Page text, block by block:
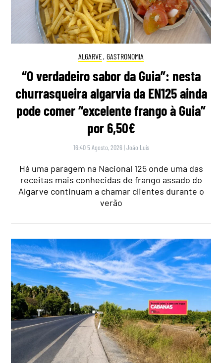
ALGARVE, GASTRONOMIA
“O verdadeiro sabor da Guia”: nesta
churrasqueira algarvia da EN125 ainda
pode comer “excelente frango à Guia”
por 6,50€
16:40 5 Agosto, 2026 |João Luís
Há uma paragem na Nacional 125 onde uma das
receitas mais conhecidas de frango assado do
Algarve continuam a chamar clientes durante o
verão